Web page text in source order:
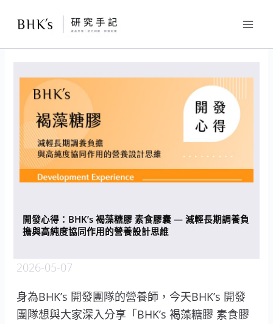
要
開發心得：BHK’s 褐藻糖膠 素食膠囊 — 減輕長期調養負
擔與高純度協同作用的營養設計思維
2026-05-07
身為BHK’s 開發團隊的營養師，今天BHK’s 開發
團隊想與大家深入分享「BHK’s 褐藻糖膠 素食膠